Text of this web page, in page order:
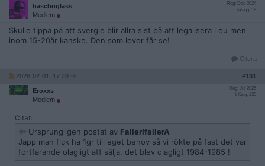
haschoglass
Medlem
Reg: Dec 2024
Inlägg: 18
Skulle tippa på att svergie blir allra sist på att legalisera i eu men
inom 15-20år kanske. Den som lever får se!
Citera
2026-02-01, 17:28 #131
Eroxxs
Medlem
Reg: Jul 2025
Inlägg: 230
Citat:
Ursprungligen postat av FallerIfallerA
Japp man fick ha 1gr till eget behov så vi rökte på fast det var
fortfarande olagligt att sälja, det blev olagligt 1984-1985 !